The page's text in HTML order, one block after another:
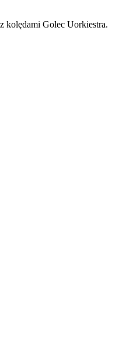
kolędami Golec Uorkiestra.